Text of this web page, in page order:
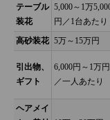
テーブル
装花
5,000～1万
円／1台あたり
高砂装花 5万～15万円
引出物、
ギフト
6,000円～1万円
／一人あたり
ヘアメイ